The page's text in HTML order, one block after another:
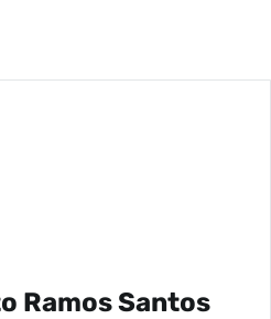
Ramos Santos